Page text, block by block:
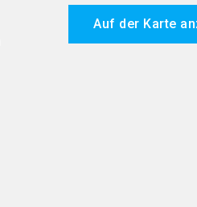
Auf der Karte